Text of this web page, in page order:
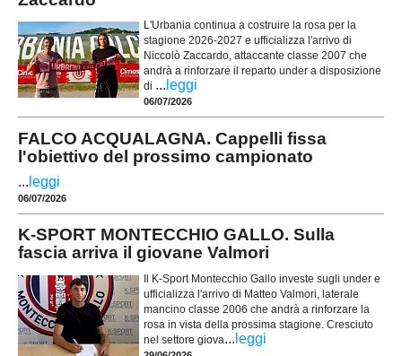
L'Urbania continua a costruire la rosa per la
stagione 2026-2027 e ufficializza l'arrivo di
Niccolò Zaccardo, attaccante classe 2007 che
andrà a rinforzare il reparto under a disposizione
di ... leggi
06/07/2026
FALCO ACQUALAGNA. Cappelli fissa
l'obiettivo del prossimo campionato
... leggi
06/07/2026
K-SPORT MONTECCHIO GALLO. Sulla
fascia arriva il giovane Valmori
Il K-Sport Montecchio Gallo investe sugli under e
ufficializza l'arrivo di Matteo Valmori, laterale
mancino classe 2006 che andrà a rinforzare la
rosa in vista della prossima stagione. Cresciuto
nel settore giova... leggi